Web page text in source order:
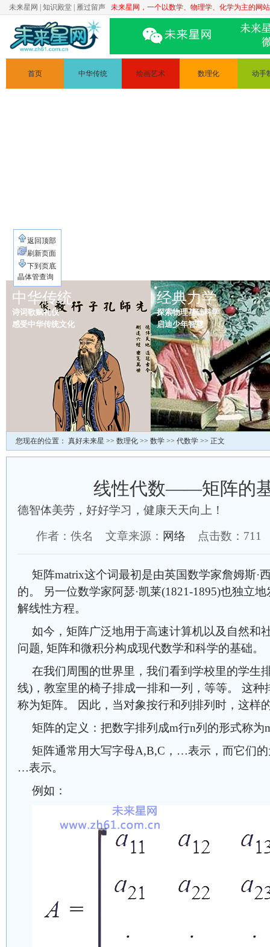
未来星网 知识殿堂 雁过留声 未来星网，一个以数学、物理学、化学为主的网
首页 中华传统 绘画艺术 数理化 动手
中华传统
诗词歌赋礼仪
感受中华传统文化
经典力学
探索物理基础科学
启迪少年智慧
您现在的位置： 真好未来星 >> 数理化 >> 数学 >> 代数学 >> 正文
线性代数——矩阵的
德智体美劳，好好学习，健康天天向上！
作者：佚名 文章来源： 网络 点击数： 711
矩阵matrix这个词最初是由英国数学家詹姆斯·
的。 另一位数学家阿瑟·凯莱(1821-1895)也独立
解线性方程。
如今，矩阵广泛地用于高速计算机以及自然和
问题, 矩阵和微积分构成现代数学和科学的基础。
在我们周围的世界里，我们看到学校里的学生
线)，教室里的椅子排成一排和一列，等等。 这
称为矩阵。 因此，当对象按行和列排列时，这样
矩阵的定义：把数字排列成m行n列的形式称为
矩阵通常用大写字母A,B,C，…表示，而它们的
…表示。
例如：
返回顶部
刷新页面
下到页底
晶体管查询